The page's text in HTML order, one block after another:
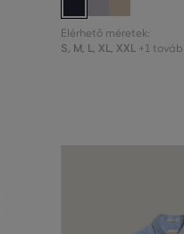
Elérhető méretek:
S, M, L, XL, XXL +1